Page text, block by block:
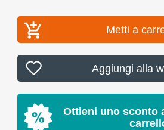
Metti a
Aggiungi alla
Ottieni uno sconto